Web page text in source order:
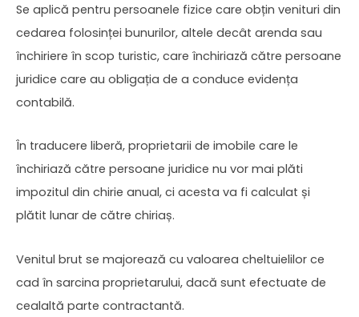
Se aplică pentru persoanele fizice care obțin venituri din
cedarea folosinței bunurilor, altele decât arenda sau
închiriere în scop turistic, care închiriază către persoane
juridice care au obligația de a conduce evidența
contabilă.
În traducere liberă, proprietarii de imobile care le
închiriază către persoane juridice nu vor mai plăti
impozitul din chirie anual, ci acesta va fi calculat și
plătit lunar de către chiriaș.
Venitul brut se majorează cu valoarea cheltuielilor ce
cad în sarcina proprietarului, dacă sunt efectuate de
cealaltă parte contractantă.